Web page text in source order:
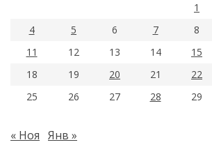
1
4
5 6 7 8
11
12 13 14 15
18
19 20 21 22
25
26 27 28 29
« Ноя Янв »